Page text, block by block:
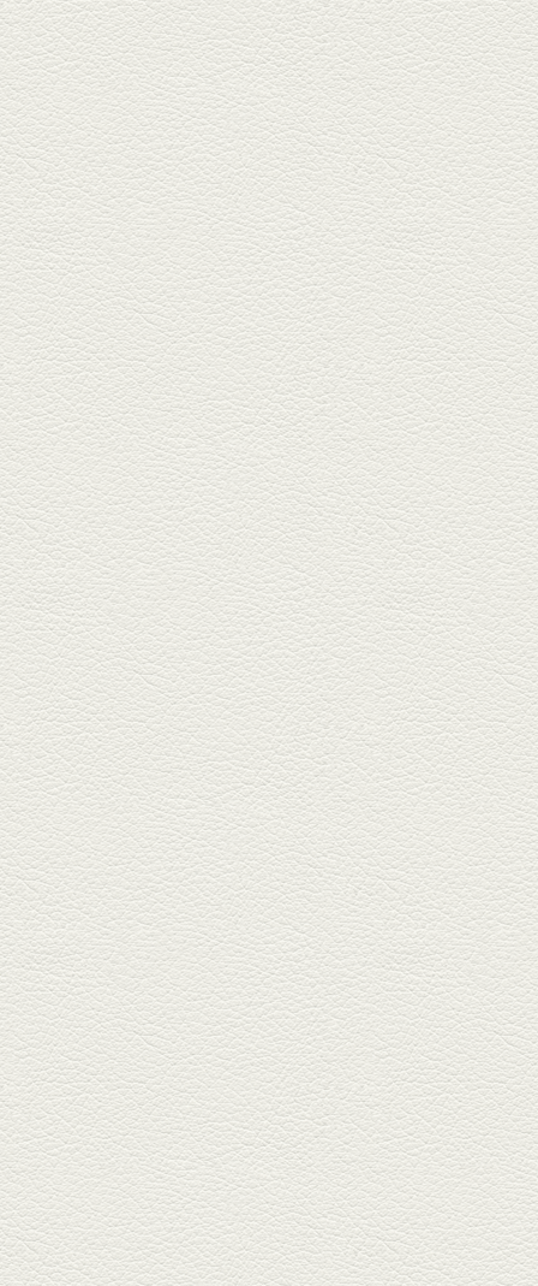
どんぐりﾎﾟｰｸ西京焼き
西銀座通り、若き和の料理人の
名店「旬味こさか」で夏の味を
堪能...
2025年5月23日放送
明太もちチーズもんじゃ
銀座中通りで深夜３時まで営業
している「もんじゃ焼きかめの
や」...
2025年5月2日放送
ミックス水餃子＆麻婆豆
腐
新水前寺駅そばの人気店「中華
料理 福来亭」へ。「しろ」ロッ
ク...
2025年4月11日放送
きびなごの塩焼き＆黒豚
しゃぶしゃぶ
春の[熊本屋台村]で昼飲みの刻。
[かごっま屋台 黒で乾杯]で「銀...
2025年3月21日放送
薩摩赤鶏のころころ焼き
＆カツオの藁焼き
三年坂通りのビル２階「焼鳥こ
ろころ」はオシャレな店構えで
炭火...
2025年2月28日放送
踊る車海老＆あか牛串 ウ
ニとキャビア乗せ
ホテル日航熊本の裏、創作串揚
げの新たな店「串ハル」へ「銀
しろ...
2025年2月7日放送
マグロのレアカツ＆合鴨
とカブのゆず煮
酒場通りの「料理屋じぃ」で昼
飲みの刻。「しろ」お湯割で店
主ご...
2025年1月17日放送
燻製ポーク＆特製和風石
焼おこげ
北区の飛田バイパスで人気の創
作家庭料理の店「ソラクル」
へ。「...
2024年12月27日放送
バーニャカウダ＆焼き鳥
＆もつ鍋